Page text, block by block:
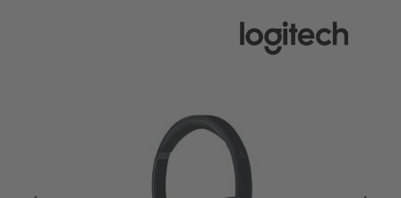
Bildergalerie überspringen